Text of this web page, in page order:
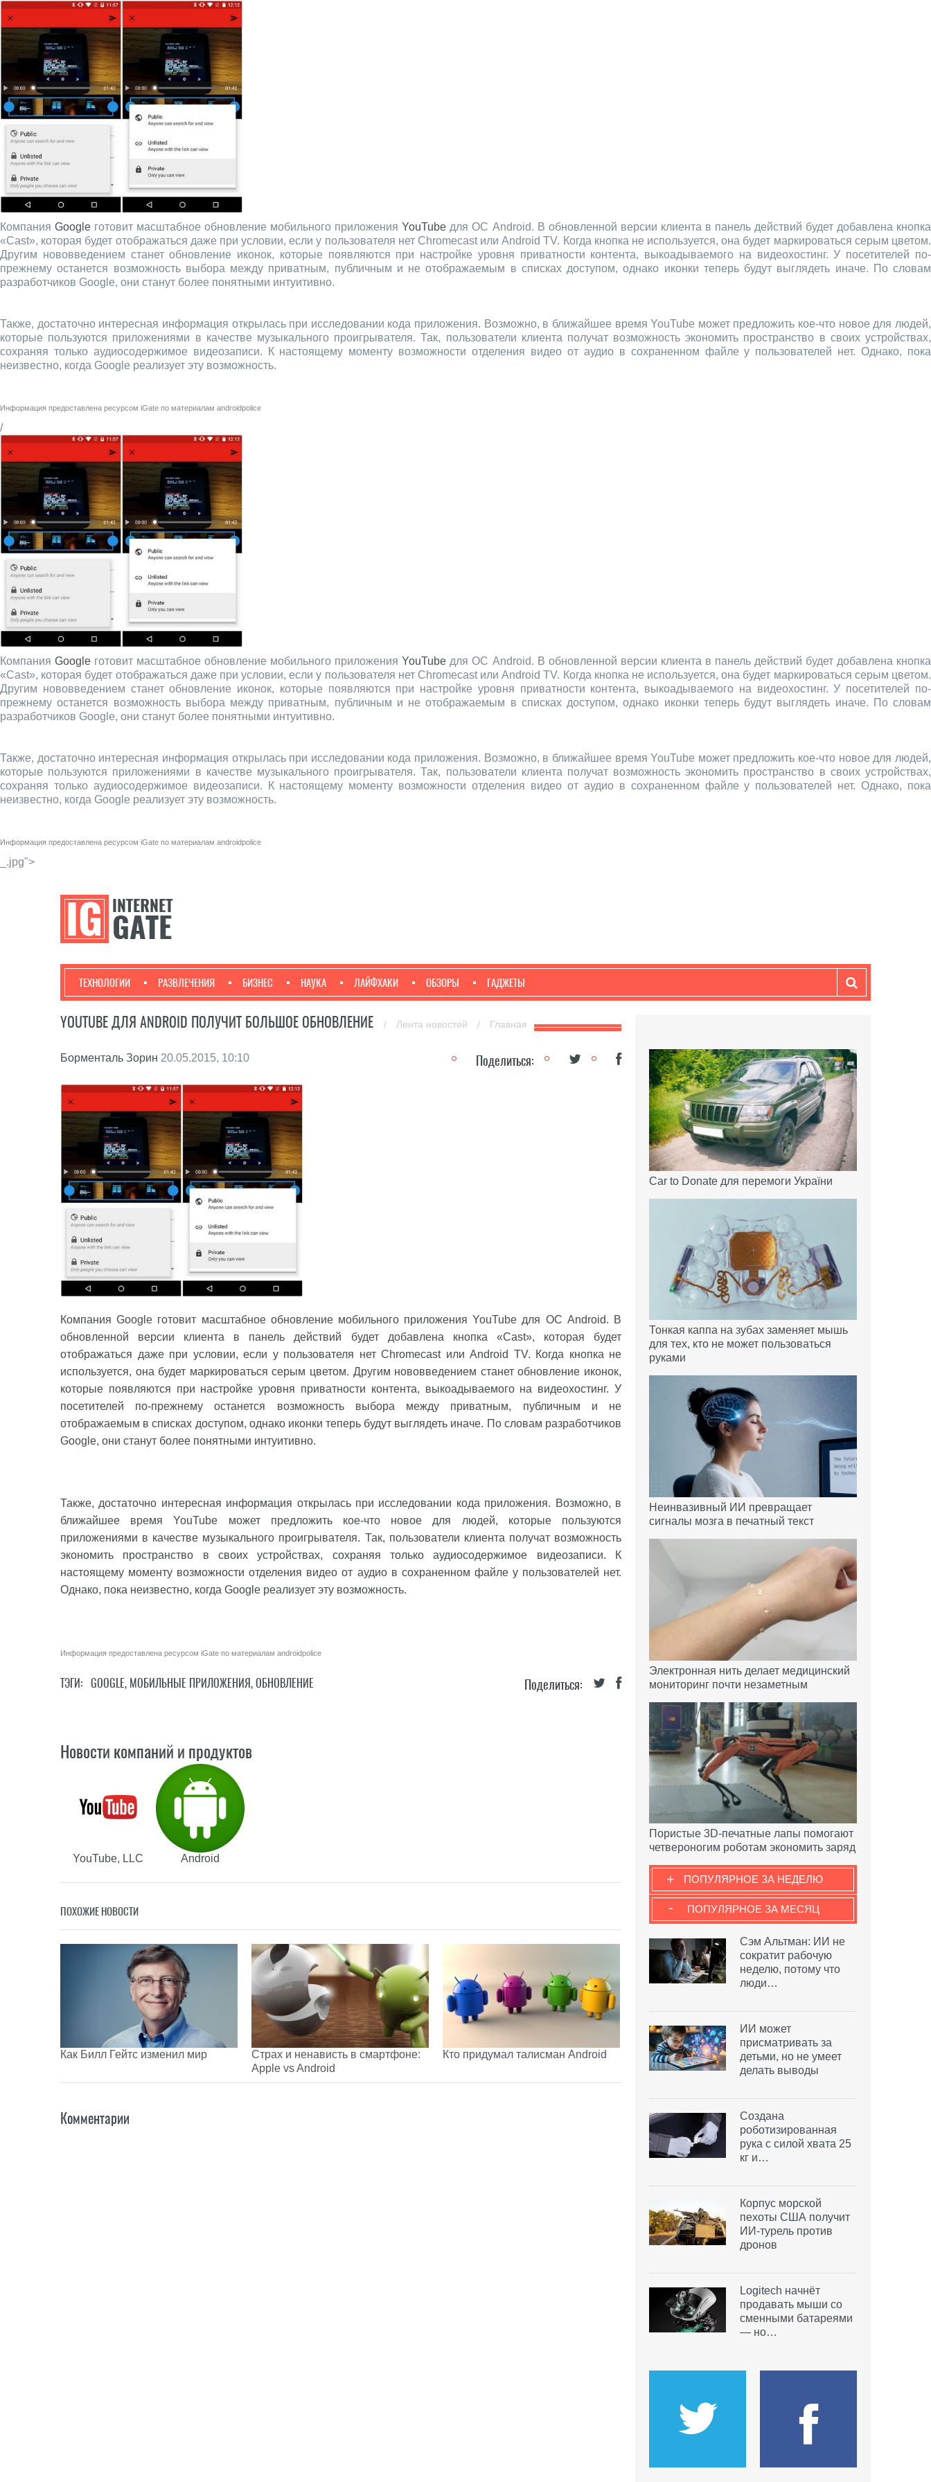
КомпанияGoogle готовит масштабное обновление мобильного приложенияYouTube для ОС Android. В обновленной версии клиента в панель действий будет добавлена кнопка
«Cast», которая будет отображаться даже при условии, если у пользователя нет Chromecast или Android TV. Когда кнопка не используется, она будет маркироваться серым цветом.
Другим нововведением станет обновление иконок, которые появляются при настройке уровня приватности контента, выкоадываемого на видеохостинг. У посетителей по-
прежнему останется возможность выбора между приватным, публичным и не отображаемым в списках доступом, однако иконки теперь будут выглядеть иначе. По словам
разработчиков Google, они станут более понятными интуитивно.
Также, достаточно интересная информация открылась при исследовании кода приложения. Возможно, в ближайшее время YouTube может предложить кое-что новое для людей,
которые пользуются приложениями в качестве музыкального проигрывателя. Так, пользователи клиента получат возможность экономить пространство в своих устройствах,
сохраняя только аудиосодержимое видеозаписи. К настоящему моменту возможности отделения видео от аудио в сохраненном файле у пользователей нет. Однако, пока
неизвестно, когда Google реализует эту возможность.
Информация предоставлена ресурсом iGate по материалам androidpolice
/
КомпанияGoogle готовит масштабное обновление мобильного приложенияYouTube для ОС Android. В обновленной версии клиента в панель действий будет добавлена кнопка
«Cast», которая будет отображаться даже при условии, если у пользователя нет Chromecast или Android TV. Когда кнопка не используется, она будет маркироваться серым цветом.
Другим нововведением станет обновление иконок, которые появляются при настройке уровня приватности контента, выкоадываемого на видеохостинг. У посетителей по-
прежнему останется возможность выбора между приватным, публичным и не отображаемым в списках доступом, однако иконки теперь будут выглядеть иначе. По словам
разработчиков Google, они станут более понятными интуитивно.
Также, достаточно интересная информация открылась при исследовании кода приложения. Возможно, в ближайшее время YouTube может предложить кое-что новое для людей,
которые пользуются приложениями в качестве музыкального проигрывателя. Так, пользователи клиента получат возможность экономить пространство в своих устройствах,
сохраняя только аудиосодержимое видеозаписи. К настоящему моменту возможности отделения видео от аудио в сохраненном файле у пользователей нет. Однако, пока
неизвестно, когда Google реализует эту возможность.
Информация предоставлена ресурсом iGate по материалам androidpolice
_.jpg">
ТЕХНОЛОГИИ РАЗВЛЕЧЕНИЯ БИЗНЕС НАУКА ЛАЙФХАКИ ОБЗОРЫ ГАДЖЕТЫ
YOUTUBE ДЛЯ ANDROID ПОЛУЧИТ БОЛЬШОЕ ОБНОВЛЕНИЕ / Лента новостей / Главная
Борменталь Зорин 20.05.2015, 10:10 Поделиться:
КомпанияGoogle готовит масштабное обновление мобильного приложенияYouTube для ОС Android. В
обновленной версии клиента в панель действий будет добавлена кнопка «Cast», которая будет
отображаться даже при условии, если у пользователя нет Chromecast или Android TV. Когда кнопка не
используется, она будет маркироваться серым цветом. Другим нововведением станет обновление иконок,
которые появляются при настройке уровня приватности контента, выкоадываемого на видеохостинг. У
посетителей по-прежнему останется возможность выбора между приватным, публичным и не
отображаемым в списках доступом, однако иконки теперь будут выглядеть иначе. По словам разработчиков
Google, они станут более понятными интуитивно.
Также, достаточно интересная информация открылась при исследовании кода приложения. Возможно, в
ближайшее время YouTube может предложить кое-что новое для людей, которые пользуются
приложениями в качестве музыкального проигрывателя. Так, пользователи клиента получат возможность
экономить пространство в своих устройствах, сохраняя только аудиосодержимое видеозаписи. К
настоящему моменту возможности отделения видео от аудио в сохраненном файле у пользователей нет.
Однако, пока неизвестно, когда Google реализует эту возможность.
Информация предоставлена ресурсом iGate по материалам androidpolice
Поделиться:
ТЭГИ: GOOGLE, МОБИЛЬНЫЕ ПРИЛОЖЕНИЯ,ОБНОВЛЕНИЕ
Новости компаний и продуктов
YouTube, LLC Android
ПОХОЖИЕ НОВОСТИ
Как Билл Гейтс изменил мир
Страх и ненависть в смартфоне:
Apple vs Android
Кто придумал талисман Android
Комментарии
Car to Donate для перемоги України
Тонкая каппа на зубах заменяет мышь
для тех, кто не может пользоваться
руками
Неинвазивный ИИ превращает
сигналы мозга в печатный текст
Электронная нить делает медицинский
мониторинг почти незаметным
Пористые 3D-печатные лапы помогают
четвероногим роботам экономить заряд
ПОПУЛЯРНОЕ ЗА НЕДЕЛЮ
+
ПОПУЛЯРНОЕ ЗА МЕСЯЦ
-
Сэм Альтман: ИИ не
сократит рабочую
неделю, потому что
люди…
ИИ может
присматривать за
детьми, но не умеет
делать выводы
Создана
роботизированная
рука с силой хвата 25
кг и…
Корпус морской
пехоты США получит
ИИ-турель против
дронов
Logitech начнёт
продавать мыши со
сменными батареями
— но…